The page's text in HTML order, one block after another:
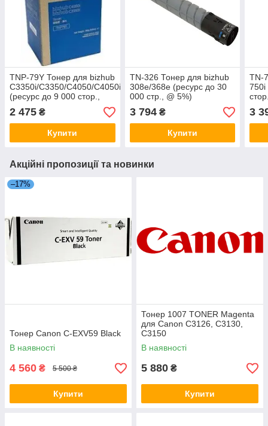
TNP-79Y Тонер для bizhub
C3350i/C3350/C4050/C4050i
(ресурс до 9 000 стор.,
@5%)
2 475 ₴
Купити
TN-326 Тонер для bizhub
308e/368e (ресурс до 30
000 стр., @ 5%)
3 794₴
Купити
TN-
750i
3
Акційні пропозиції та новинки
–17%
Тонер Canon C-EXV59 Black
В наявності
4 560 ₴ 5 500 ₴
Купити
Тонер 1007 TONER Magenta
для Canon C3126, C3130,
C3150
В наявності
5 880 ₴
Купити